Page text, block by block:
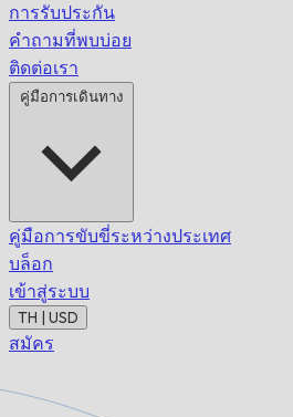
การรับประกัน
คำถามที่พบบ่อย
ติดต่อเรา
คู่มือการเดินทาง
คู่มือการขับขี่ระหว่างประเทศ
บล็อก
เข้าสู่ระบบ
TH | USD
สมัคร